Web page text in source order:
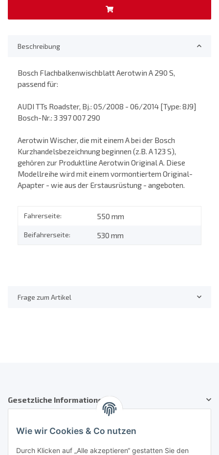
Beschreibung
Bosch Flachbalkenwischblatt Aerotwin A 290 S,
passend für:
AUDI TTs Roadster, Bj.: 05/2008 - 06/2014 [Type: 8J9]
Bosch-Nr.: 3 397 007 290
Aerotwin Wischer, die mit einem A bei der Bosch
Kurzhandelsbezeichnung beginnen (z.B. A 123 S),
gehören zur Produktline Aerotwin Original A. Diese
Modellreihe wird mit einem vormontiertem Original-
Apapter - wie aus der Erstausrüstung - angeboten.
Fahrerseite: 550 mm
Beifahrerseite: 530 mm
Frage zum Artikel
Gesetzliche Informationen
Wie wir Cookies & Co nutzen
Durch Klicken auf „Alle akzeptieren“ gestatten Sie den